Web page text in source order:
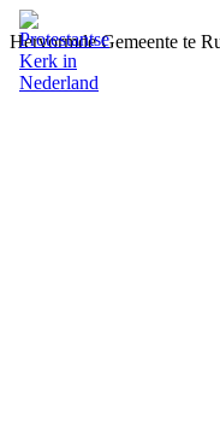
Hervormde Gemeente te